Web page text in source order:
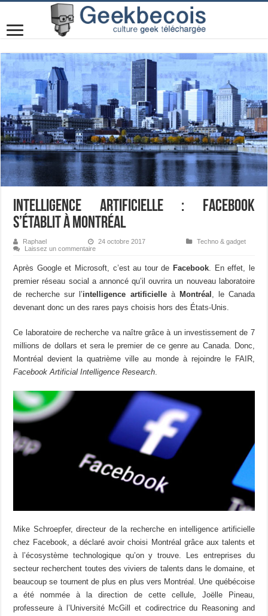
Intelligence artificielle : Facebook
s’établit à Montréal
Raphael 24 octobre 2017
Techno & gadget
Laissez un commentaire
Après Google et Microsoft, c’est au tour de Facebook. En effet, le
premier réseau social a annoncé qu’il ouvrira un nouveau laboratoire
de recherche sur l’intelligence artificielleà Montréal , le Canada
devenant donc un des rares pays choisis hors des États-Unis.
Ce laboratoire de recherche va naître grâce à un investissement de 7
millions de dollars et sera le premier de ce genre au Canada. Donc,
Montréal devient la quatrième ville au monde à rejoindre le FAIR,
Facebook Artificial Intelligence Research
Mike Schroepfer, directeur de la recherche en intelligence artificielle
chez Facebook, a déclaré avoir choisi Montréal grâce aux talents et
à l’écosystème technologique qu’on y trouve. Les entreprises du
secteur recherchent toutes des viviers de talents dans le domaine, et
beaucoup se tournent de plus en plus vers Montréal. Une québécoise
a été nommée à la direction de cette cellule, Joëlle Pineau,
professeure à l’Université McGill et codirectrice du Reasoning and